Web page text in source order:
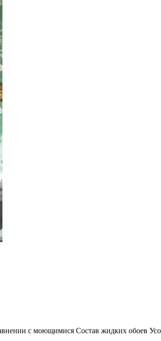
с моющимися Состав жидких обоев